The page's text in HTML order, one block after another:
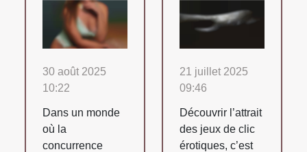
30 août 2025
10:22
Dans un monde
où la
concurrence
21 juillet 2025
09:46
Découvrir l’attrait
des jeux de clic
érotiques, c’est